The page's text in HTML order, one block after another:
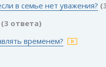
в семье нет уважения?
(3 ответа)
временем?